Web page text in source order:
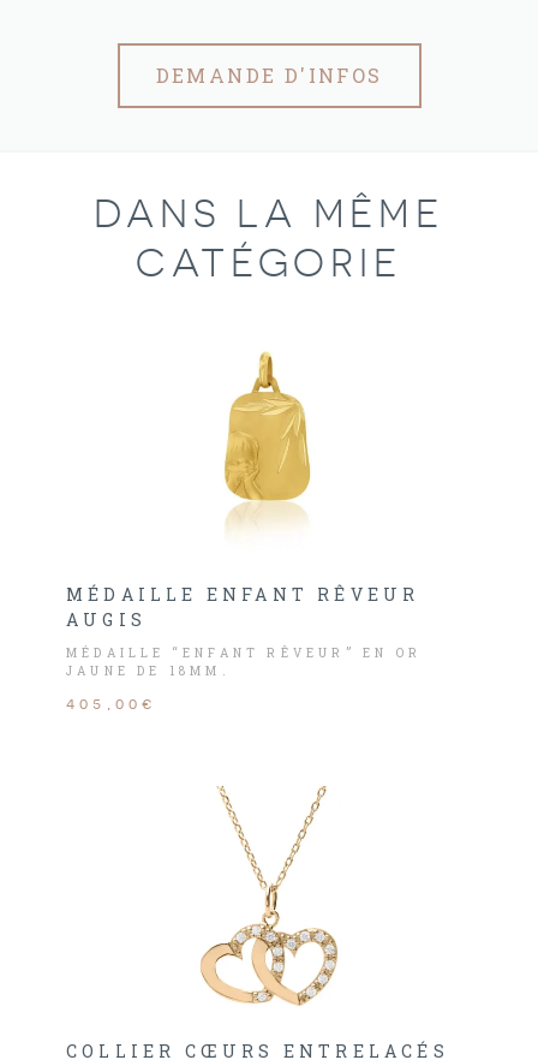
DEMANDE D'INFOS
DANS LA MÊME
CATÉGORIE
MÉDAILLE ENFANT RÊVEUR
AUGIS
MÉDAILLE “ENFANT RÊVEUR” EN OR
JAUNE DE 18MM.
405,00€
COLLIER CŒURS ENTRELACÉS